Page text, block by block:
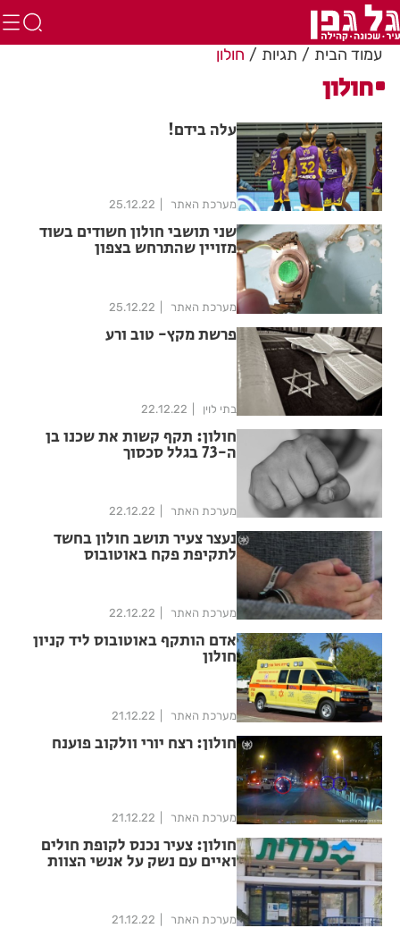
עמוד הבית תגיות חולון
חולון
עלה בידם!
מערכת האתר 25.12.22
שני תושבי חולון חשודים בשוד
מזויין שהתרחש בצפון
מערכת האתר 25.12.22
פרשת מקץ- טוב ורע
בתי לוין 22.12.22
חולון: תקף קשות את שכנו בן
ה-73 בגלל סכסוך
מערכת האתר 22.12.22
נעצר צעיר תושב חולון בחשד
לתקיפת פקח באוטובוס
מערכת האתר 22.12.22
אדם הותקף באוטובוס ליד קניון
חולון
מערכת האתר 21.12.22
חולון: רצח יורי וולקוב פוענח
מערכת האתר 21.12.22
חולון: צעיר נכנס לקופת חולים
ואיים עם נשק על אנשי הצוות
מערכת האתר 21.12.22